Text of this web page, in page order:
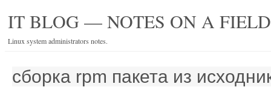
IT BLOG — NOTES ON A
Linux system administrators notes.
сборка rpm пакета из